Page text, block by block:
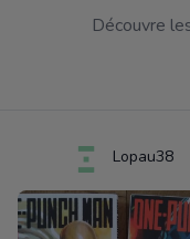
Découvre
Lopau38